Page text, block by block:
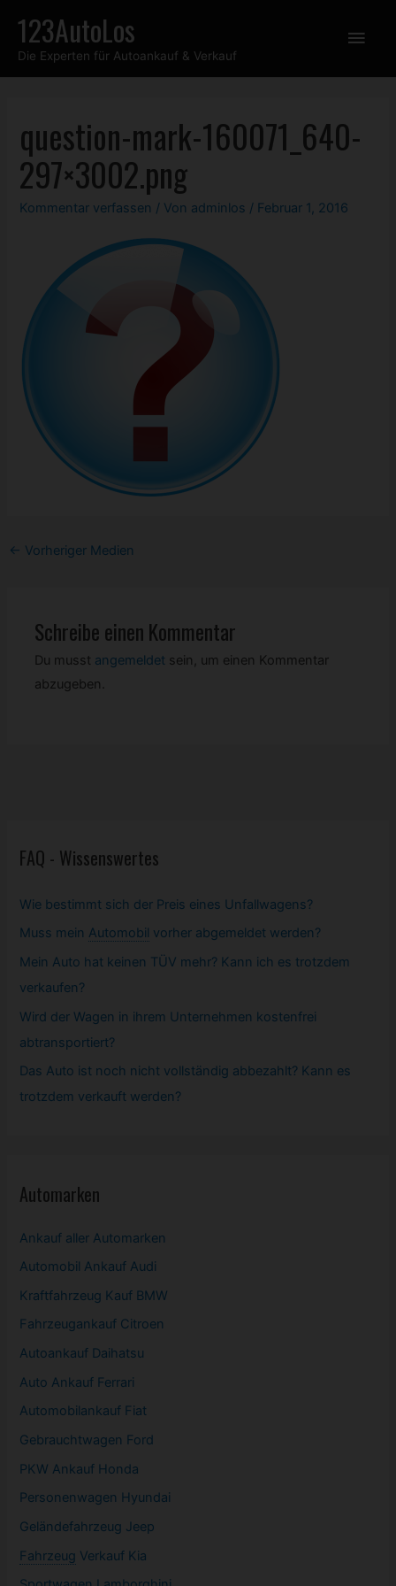
Inhalt
springen
123AutoLos
Die Experten für Autoankauf & Verkauf
question-mark-160071_640-
297×3002.png
Kommentar verfassen / Von adminlos / Februar 1, 2016
Post
← Vorheriger Medien
Schreibe einen Kommentar
Du musst angemeldet sein, um einen Kommentar
abzugeben.
FAQ - Wissenswertes
Wie bestimmt sich der Preis eines Unfallwagens?
Muss mein Automobil vorher abgemeldet werden?
Mein Auto hat keinen TÜV mehr? Kann ich es trotzdem
verkaufen?
Wird der Wagen in ihrem Unternehmen kostenfrei
abtransportiert?
Das Auto ist noch nicht vollständig abbezahlt? Kann es
trotzdem verkauft werden?
Automarken
Ankauf aller Automarken
Automobil Ankauf Audi
Kraftfahrzeug Kauf BMW
Fahrzeugankauf Citroen
Autoankauf Daihatsu
Auto Ankauf Ferrari
Automobilankauf Fiat
Gebrauchtwagen Ford
PKW Ankauf Honda
Personenwagen Hyundai
Geländefahrzeug Jeep
Fahrzeug Verkauf Kia